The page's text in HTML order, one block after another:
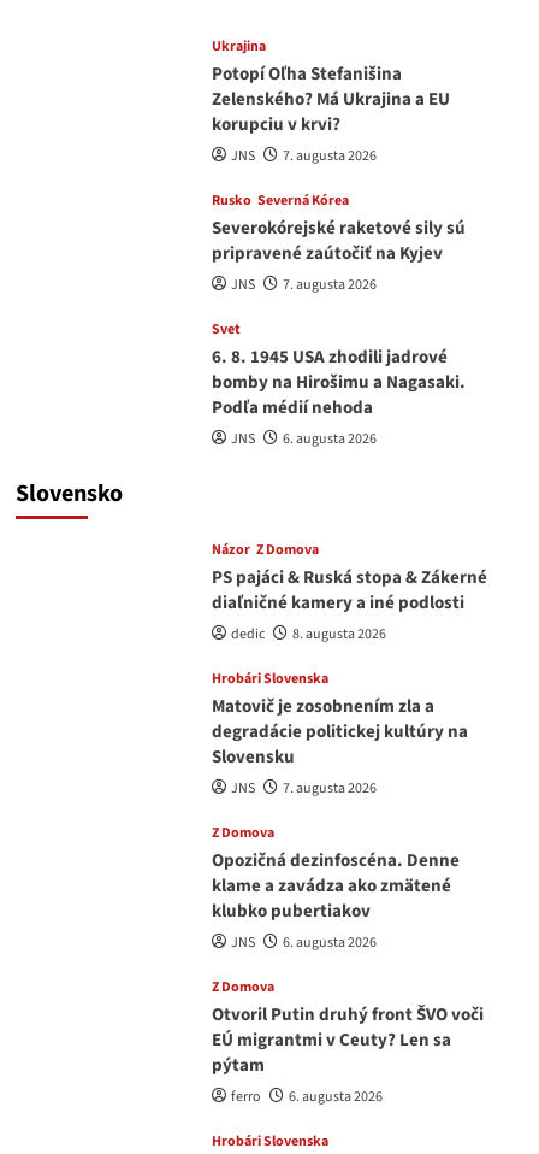
Ukrajina
Potopí Oľha Stefanišina
Zelenského? Má Ukrajina a EU
korupciu v krvi?
JNS 7. augusta 2026
Rusko Severná Kórea
Severokórejské raketové sily sú
pripravené zaútočiť na Kyjev
JNS 7. augusta 2026
Svet
6. 8. 1945 USA zhodili jadrové
bomby na Hirošimu a Nagasaki.
Podľa médií nehoda
JNS 6. augusta 2026
Slovensko
Názor Z Domova
PS pajáci & Ruská stopa & Zákerné
diaľničné kamery a iné podlosti
dedic 8. augusta 2026
Hrobári Slovenska
Matovič je zosobnením zla a
degradácie politickej kultúry na
Slovensku
JNS 7. augusta 2026
Z Domova
Opozičná dezinfoscéna. Denne
klame a zavádza ako zmätené
klubko pubertiakov
JNS 6. augusta 2026
Z Domova
Otvoril Putin druhý front ŠVO voči
EÚ migrantmi v Ceuty? Len sa
pýtam
ferro 6. augusta 2026
Hrobári Slovenska